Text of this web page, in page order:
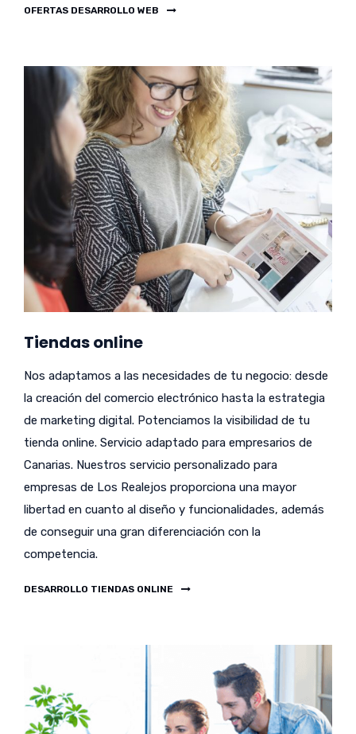
OFERTAS DESARROLLO WEB
Tiendas online
Nos adaptamos a las necesidades de tu negocio: desde
la creación del comercio electrónico hasta la estrategia
de marketing digital. Potenciamos la visibilidad de tu
tienda online. Servicio adaptado para empresarios de
Canarias. Nuestros servicio personalizado para
empresas de Los Realejos proporciona una mayor
libertad en cuanto al diseño y funcionalidades, además
de conseguir una gran diferenciación con la
competencia.
DESARROLLO TIENDAS ONLINE